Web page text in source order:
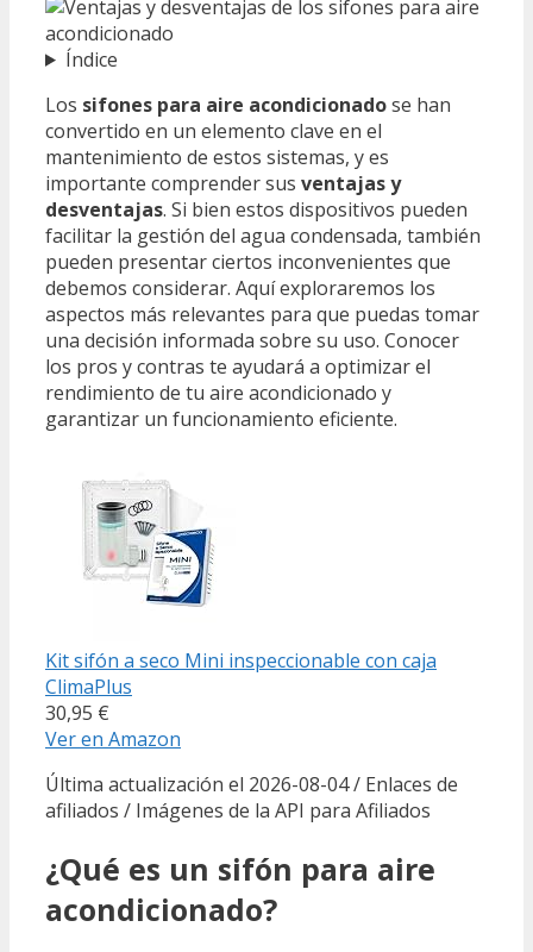
Índice
Los sifones para aire acondicionadose han
convertido en un elemento clave en el
mantenimiento de estos sistemas, y es
importante comprender sus ventajas y
desventajas. Si bien estos dispositivos pueden
facilitar la gestión del agua condensada, también
pueden presentar ciertos inconvenientes que
debemos considerar. Aquí exploraremos los
aspectos más relevantes para que puedas tomar
una decisión informada sobre su uso. Conocer
los pros y contras te ayudará a optimizar el
rendimiento de tu aire acondicionado y
garantizar un funcionamiento eficiente.
Kit sifón a seco Mini inspeccionable con caja
ClimaPlus
30,95 €
Ver en Amazon
Última actualización el 2026-08-04 / Enlaces de
afiliados / Imágenes de la API para Afiliados
¿Qué es un sifón para aire
acondicionado?